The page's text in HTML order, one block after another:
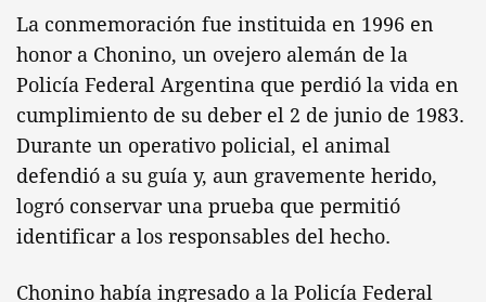
La conmemoración fue instituida en 1996 en
honor a Chonino, un ovejero alemán de la
Policía Federal Argentina que perdió la vida en
cumplimiento de su deber el 2 de junio de 1983.
Durante un operativo policial, el animal
defendió a su guía y, aun gravemente herido,
logró conservar una prueba que permitió
identificar a los responsables del hecho.
Chonino había ingresado a la Policía Federal